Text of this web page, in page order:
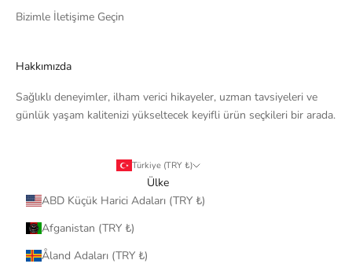
Bizimle İletişime Geçin
Hakkımızda
Sağlıklı deneyimler, ilham verici hikayeler, uzman tavsiyeleri ve
günlük yaşam kalitenizi yükseltecek keyifli ürün seçkileri bir arada.
Türkiye (TRY ₺)
Ülke
ABD Küçük Harici Adaları (TRY ₺)
Afganistan (TRY ₺)
Åland Adaları (TRY ₺)